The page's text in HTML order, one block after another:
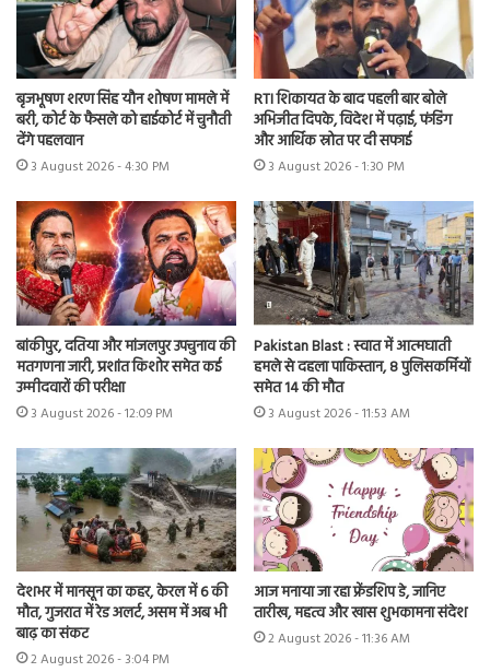
बृजभूषण शरण सिंह यौन शोषण मामले में
बरी, कोर्ट के फैसले को हाईकोर्ट में चुनौती
देंगे पहलवान
3 August 2026 - 4:30 PM
RTI शिकायत के बाद पहली बार बोले
अभिजीत दिपके, विदेश में पढ़ाई, फंडिंग
और आर्थिक स्रोत पर दी सफाई
3 August 2026 - 1:30 PM
बांकीपुर, दतिया और मांजलपुर उपचुनाव की
मतगणना जारी, प्रशांत किशोर समेत कई
उम्मीदवारों की परीक्षा
3 August 2026 - 12:09 PM
Pakistan Blast : स्वात में आत्मघाती
हमले से दहला पाकिस्तान, 8 पुलिसकर्मियों
समेत 14 की मौत
3 August 2026 - 11:53 AM
देशभर में मानसून का कहर, केरल में 6 की
मौत, गुजरात में रेड अलर्ट, असम में अब भी
बाढ़ का संकट
2 August 2026 - 3:04 PM
आज मनाया जा रहा फ्रेंडशिप डे, जानिए
तारीख, महत्व और खास शुभकामना संदेश
2 August 2026 - 11:36 AM